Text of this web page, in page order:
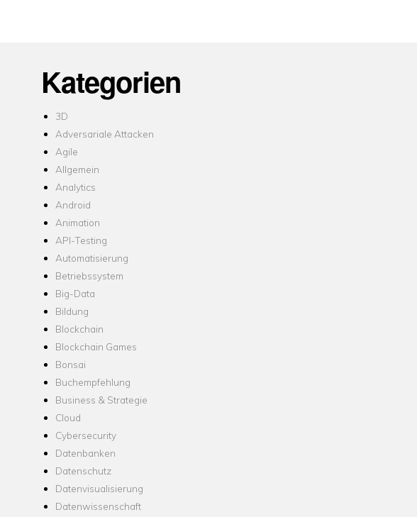
Kategorien
3D
Adversariale Attacken
Agile
Allgemein
Analytics
Android
Animation
API-Testing
Automatisierung
Betriebssystem
Big-Data
Bildung
Blockchain
Blockchain Games
Bonsai
Buchempfehlung
Business & Strategie
Cloud
Cybersecurity
Datenbanken
Datenschutz
Datenvisualisierung
Datenwissenschaft